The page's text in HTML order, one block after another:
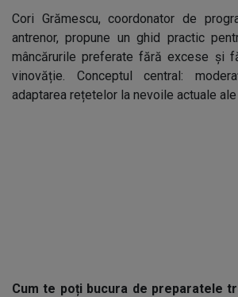
Cori Grămescu, coordonator de
antrenor, propune un ghid practic
mâncărurile preferate fără excese și
vinovăție. Conceptul central:
adaptarea rețetelor la nevoile actuale
Cum te poți bucura de preparatele